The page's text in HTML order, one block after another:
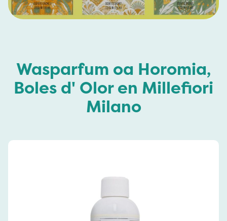
Wasparfum oa Horomia,
Boles d' Olor en Millefiori
Milano